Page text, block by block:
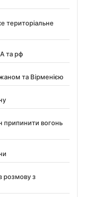
територіальне
та рф
та Вірменією
припинити вогонь
розмову з